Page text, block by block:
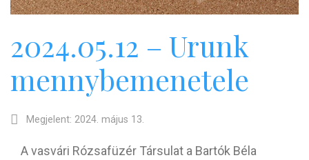
2024.05.12 – Urunk
mennybemenetele
Megjelent: 2024. május 13.
A vasvári Rózsafüzér Társulat a Bartók Béla